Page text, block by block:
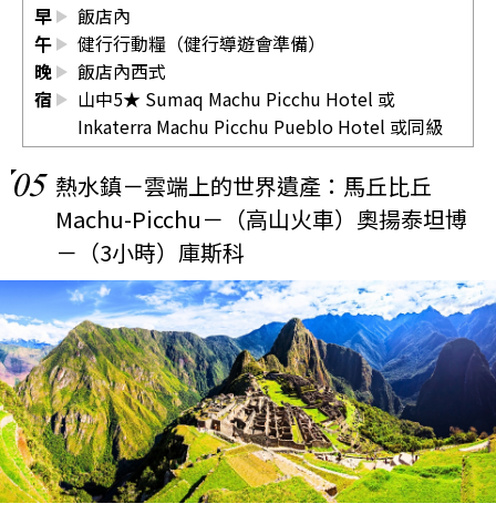
早
飯店內
午
健行行動糧（健行導遊會準備）
晚
飯店內西式
宿
山中5★ Sumaq Machu Picchu Hotel 或
Inkaterra Machu Picchu Pueblo Hotel 或同級
05 熱水鎮－雲端上的世界遺產：馬丘比丘
Machu-Picchu－（高山火車）奧揚泰坦博
－（3小時）庫斯科